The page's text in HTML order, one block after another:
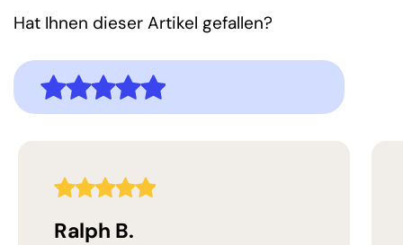
Hat Ihnen dieser Artikel gefallen?
5,0
Bewertung
5,0
Bewertung
Ralph B.